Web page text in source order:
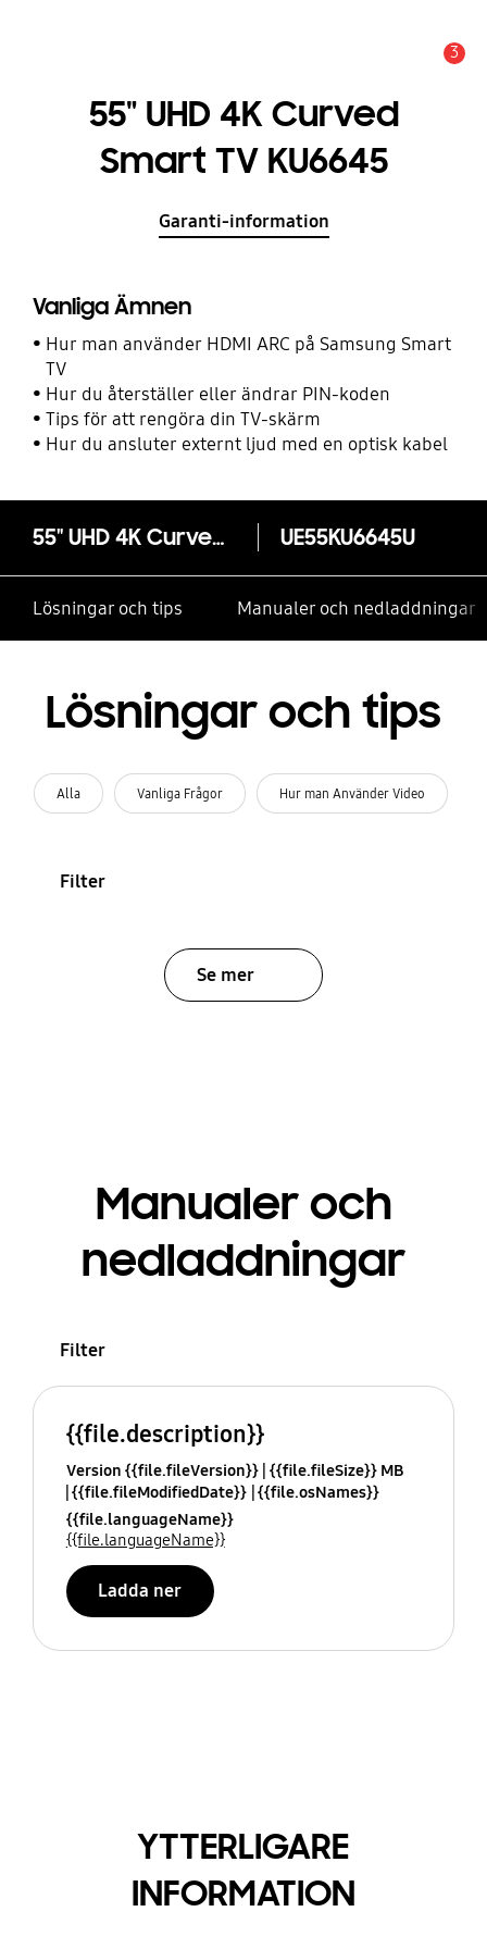
3
55" UHD 4K Curved
Smart TV KU6645
Garanti-information
Vanliga Ämnen
Hur man använder HDMI ARC på Samsung Smart
TV
Hur du återställer eller ändrar PIN-koden
Tips för att rengöra din TV-skärm
Hur du ansluter externt ljud med en optisk kabel
55" UHD 4K Curved Smart TV KU6645 UE55KU6645U
Lösningar och tips Manualer och nedladdningar
Lösningar och tips
Alla Vanliga Frågor Hur man Använder Video
Filter
Se mer
Manualer och
nedladdningar
Filter
{{file.description}}
Version {{file.fileVersion}} {{file.fileSize}} MB
{{file.fileModifiedDate}} {{file.osNames}}
{{file.languageName}}
{{file.languageName}}
Ladda ner
YTTERLIGARE
INFORMATION